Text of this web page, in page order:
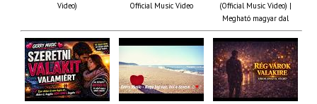
Video)
Official Music Video
(Official Music Video) |
Megható magyar dal